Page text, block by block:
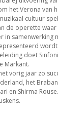
het Verona van
cultuur
de operette
in samenwerking
doet
Markant.
vorig jaar zo
het
en Shirma